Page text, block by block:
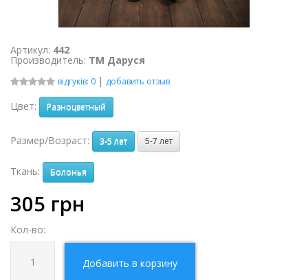
Артикул: 442
Производитель: ТМ Даруся
відгуків: 0 | добавить отзыв
Цвет: Разноцветный
Размер/Возраст: 3-5 лет 5-7 лет
Ткань: Болонья
305 грн
Кол-во:
Добавить в корзину